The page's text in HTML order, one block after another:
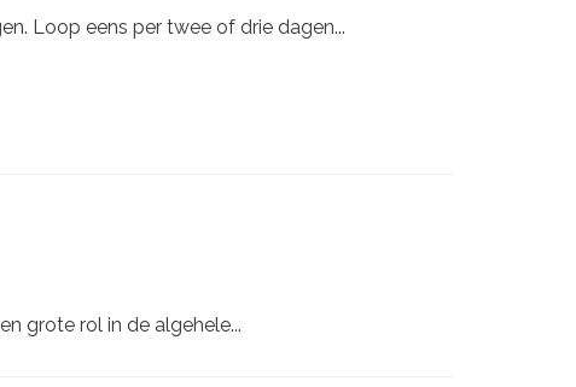
Loop eens per twee of drie dagen...
grote rol in de algehele...